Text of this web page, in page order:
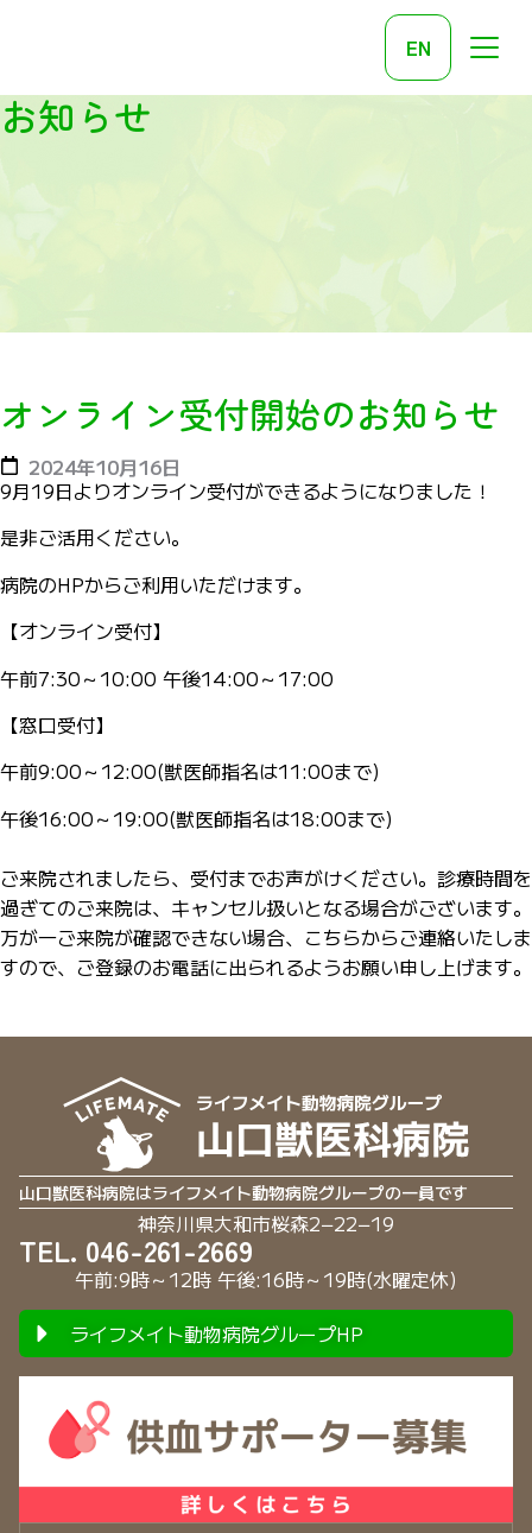
EN
お知らせ
オンライン受付開始のお知らせ
2024年10月16日
9月19日よりオンライン受付ができるようになりました！
是非ご活用ください。
病院のHPからご利用いただけます。
【オンライン受付】
午前7:30～10:00 午後14:00～17:00
【窓口受付】
午前9:00～12:00(獣医師指名は11:00まで)
午後16:00～19:00(獣医師指名は18:00まで)
ご来院されましたら、受付までお声がけください。診療時間を
過ぎてのご来院は、キャンセル扱いとなる場合がございます。
万が一ご来院が確認できない場合、こちらからご連絡いたしま
すので、ご登録のお電話に出られるようお願い申し上げます。
山口獣医科病院はライフメイト動物病院グループの一員です
神奈川県大和市桜森2−22−19
TEL. 046-261-2669
午前:9時～12時 午後:16時～19時(水曜定休)
ライフメイト動物病院グループHP